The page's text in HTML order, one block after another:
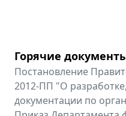
Горячие
Постановление
2012-ПП "О
документации по